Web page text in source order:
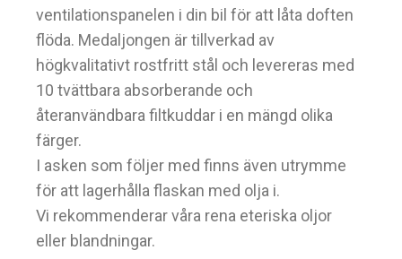
ventilationspanelen i din bil för att låta doften
flöda. Medaljongen är tillverkad av
högkvalitativt rostfritt stål och levereras med
10 tvättbara absorberande och
återanvändbara filtkuddar i en mängd olika
färger.
I asken som följer med finns även utrymme
för att lagerhålla flaskan med olja i.
Vi rekommenderar våra rena eteriska oljor
eller blandningar.